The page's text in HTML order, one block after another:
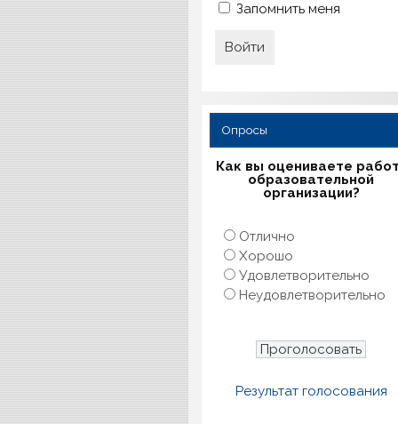
Запомнить меня
Опросы
Как вы оцениваете
образовательной
организации?
Отлично
Хорошо
Удовлетворительно
Неудовлетворительно
Результат голосования